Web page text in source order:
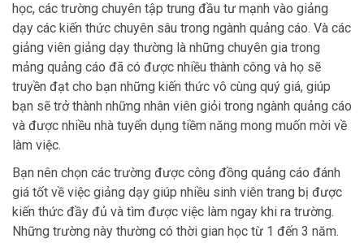
học, các trường chuyên tập trung đầu tư mạnh vào giảng
dạy các kiến thức chuyên sâu trong ngành quảng cáo. Và các
giảng viên giảng dạy thường là những chuyên gia trong
mảng quảng cáo đã có được nhiều thành công và họ sẽ
truyền đạt cho bạn những kiến thức vô cùng quý giá, giúp
bạn sẽ trở thành những nhân viên giỏi trong ngành quảng cáo
và được nhiều nhà tuyển dụng tiềm năng mong muốn mời về
làm việc.
Bạn nên chọn các trường được công đồng quảng cáo đánh
giá tốt về việc giảng dạy giúp nhiều sinh viên trang bị được
kiến thức đầy đủ và tìm được việc làm ngay khi ra trường.
Những trường này thường có thời gian học từ 1 đến 3 năm.